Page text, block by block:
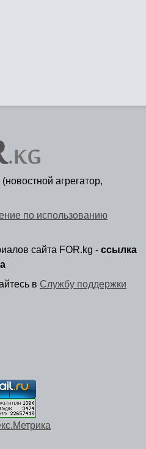
агрегатор,
по использованию
сайта FOR.kg - ссылка
в Службу поддержки